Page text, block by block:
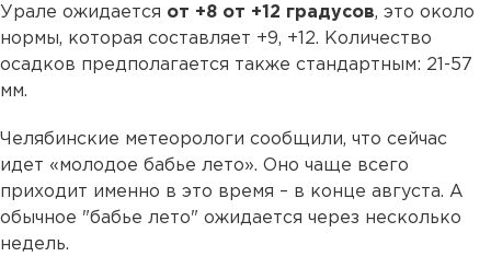
Урале ожидается от +8 от +12 градусов, это около
нормы, которая составляет +9, +12. Количество
осадков предполагается также стандартным: 21-57
мм.
Челябинские метеорологи сообщили, что сейчас
идет «молодое бабье лето». Оно чаще всего
приходит именно в это время – в конце августа. А
обычное "бабье лето" ожидается через несколько
недель.